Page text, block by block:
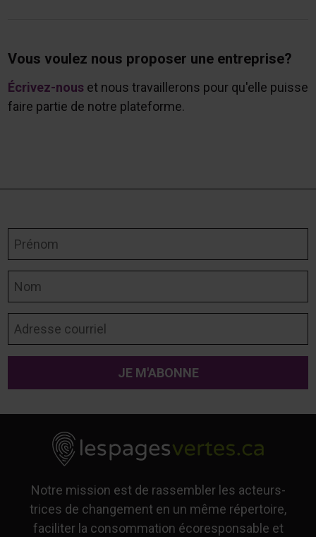
Vous voulez nous proposer une entreprise?
Écrivez-nouset nous travaillerons pour qu'elle puisse
faire partie de notre plateforme.
Notre mission est de rassembler les acteurs-
trices de changement en un même répertoire,
faciliter la consommation écoresponsable et